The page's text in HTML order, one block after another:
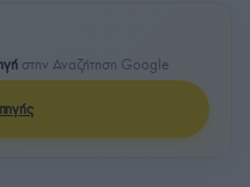
στην Αναζήτηση Google